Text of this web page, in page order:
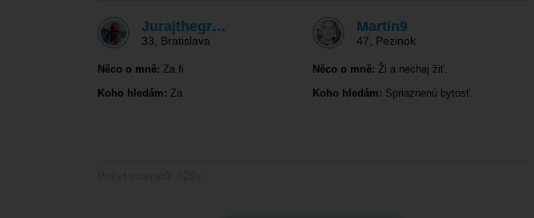
Jurajthegr…
33 Bratislava
Něco o mně: Za fi
Koho hledám: Za
Martin9
47 Pezinok
Něco o mně: Ži a nechaj žiť.
Koho hledám: Spriaznenú bytosť.